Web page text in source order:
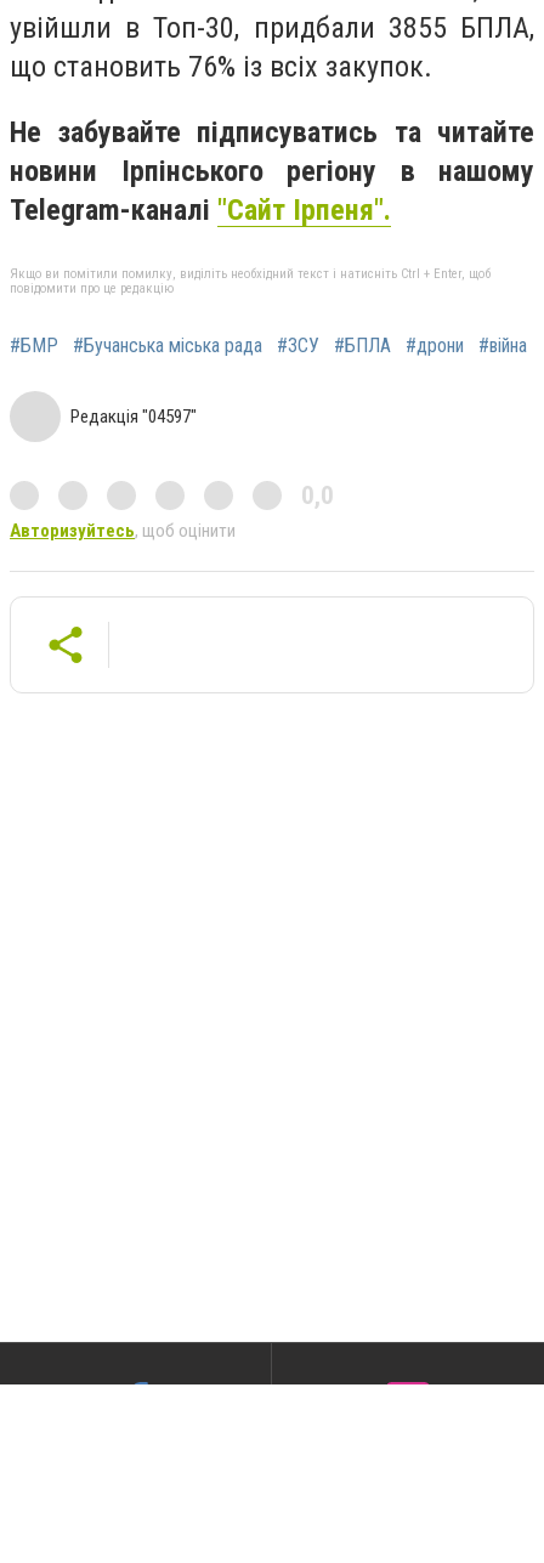
увійшли в Топ-30, придбали 3855 БПЛА,
що становить 76% із всіх закупок.
Не забувайте підписуватись та читайте
новини Ірпінського регіону в нашому
Telegram-каналі "Сайт Ірпеня".
Якщо ви помітили помилку, виділіть необхідний текст і натисніть Ctrl + Enter, щоб
повідомити про це редакцію
#БМР #Бучанська міська рада #ЗСУ #БПЛА #дрони #війна
Редакція "04597"
0,0
Авторизуйтесь, щоб оцінити